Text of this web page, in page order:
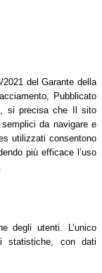
del Garante della
Pubblicato
si precisa che Il sito
da navigare e
utilizzati consentono
più efficace l’uso
degli utenti. L’unico
statistiche, con dati